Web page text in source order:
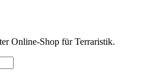
Online-Shop für Terraristik.